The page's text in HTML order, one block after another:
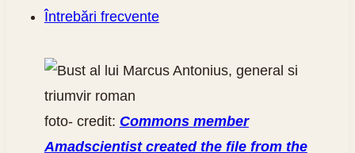
Întrebări frecvente
foto- credit: Commons member
Amadscientist created the file from the